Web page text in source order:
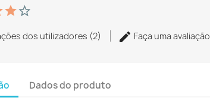
dos utilizadores (2) Faça uma avaliação
Dados do produto